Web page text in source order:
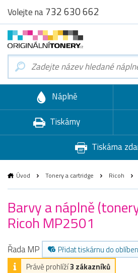
Volejte na732 630 662
Náplně
Tiskárny
Tiskárna
Úvod Tonery a cartridge Ricoh
Barvy a náplně
Ricoh MP2501
Řada MP
Přidat tiskárnu do
Právě prohlíží3 zákazníků